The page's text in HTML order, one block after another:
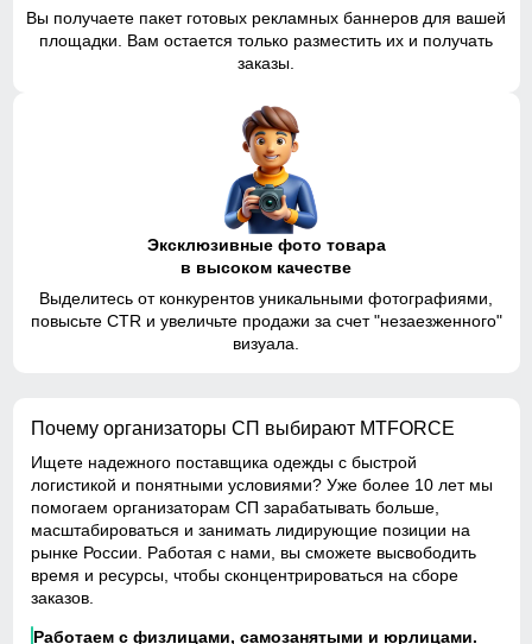
Вы получаете пакет готовых рекламных баннеров для вашей
площадки. Вам остается только разместить их и получать
заказы.
Эксклюзивные фото товара
в высоком качестве
Выделитесь от конкурентов уникальными фотографиями,
повысьте CTR и увеличьте продажи за счет "незаезженного"
визуала.
Почему организаторы СП выбирают MTFORCE
Ищете надежного поставщика одежды с быстрой
логистикой и понятными условиями? Уже более 10 лет мы
помогаем организаторам СП зарабатывать больше,
масштабироваться и занимать лидирующие позиции на
рынке России. Работая с нами, вы сможете высвободить
время и ресурсы, чтобы сконцентрироваться на сборе
заказов.
Работаем с физлицами, самозанятыми и юрлицами.